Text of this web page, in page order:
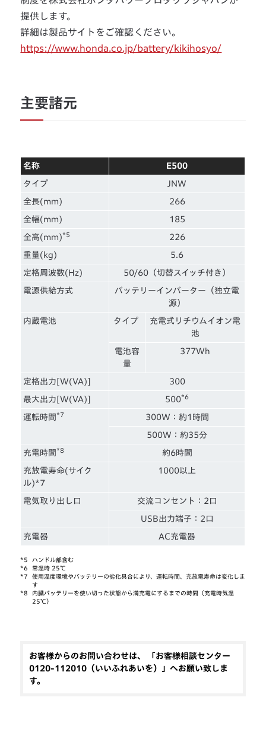
提供します。
詳細は製品サイトをご確認ください。
https://www.honda.co.jp/battery/kikihosyo/
主要諸元
名称 E500
タイプ JNW
全長(mm) 266
全幅(mm) 185
全高(mm)*5 226
重量(kg) 5.6
定格周波数(Hz) 50/60（切替スイッチ付き）
電源供給方式
バッテリーインバーター（独立電
源）
内蔵電池 タイプ
充電式リチウムイオン電
池
電池容
量
377Wh
定格出力[W(VA)] 300
最大出力[W(VA)] 500*6
運転時間 *7 300W：約1時間
500W：約35分
充電時間 *8 約6時間
充放電寿命(サイク
ル)*7
1000以上
電気取り出し口 交流コンセント：2口
USB出力端子：2口
充電器 AC充電器
*5
ハンドル部含む
*6
常温時 25℃
*7
使用温度環境やバッテリーの劣化具合により、運転時間、充放電寿命は変化しま
す
*8
内臓バッテリーを使い切った状態から満充電にするまでの時間（充電時気温
25℃）
お客様からのお問い合わせは、 「お客様相談センター
0120-112010（いいふれあいを）」へお願い致しま
す。